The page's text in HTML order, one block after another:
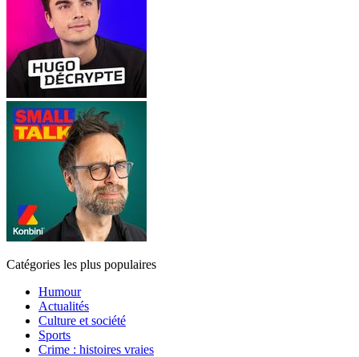
Catégories les plus populaires
Humour
Actualités
Culture et société
Sports
Crime : histoires vraies